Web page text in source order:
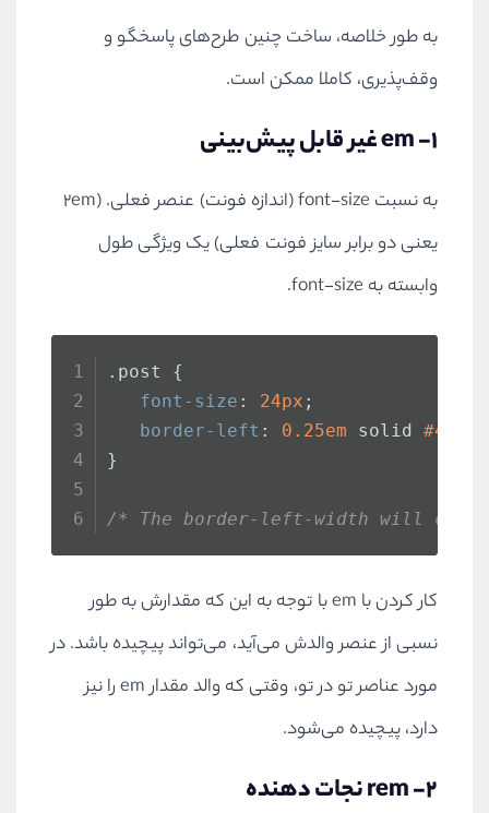
به طور خلاصه، ساخت چنین طرح‌های پاسخگو و
وقف‌پذیری، کاملا ممکن است.
1- em غیر قابل پیش‌بینی
به نسبت font-size (اندازه فونت)‌ عنصر فعلی. (2em
یعنی دو برابر سایز فونت فعلی) یک ویژگی طول
وابسته به font-size.
.post
{
font-size : 24px ;
border-left : 0.25em solid
}
/* The border-left-width will
کار کردن با em با توجه به این که مقدارش به طور
نسبی از عنصر والدش می‌آید، می‌تواند پیچیده باشد. در
مورد عناصر تو در تو، وقتی که والد مقدار em را نیز
دارد، پیچیده می‌شود.
2- rem نجات دهنده